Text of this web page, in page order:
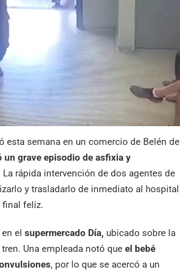
esta semana en un comercio de Belén de
un grave episodio de asfixia y
rápida intervención de dos agentes de
y trasladarlo de inmediato al hospital
final feliz.
en elsupermercado Día, ubicado sobre la
Una empleada notó queel bebé
, por lo que se acercó a un